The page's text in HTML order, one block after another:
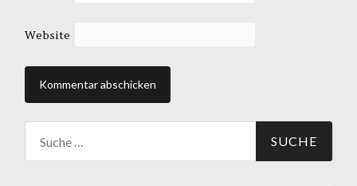
Website
nach: